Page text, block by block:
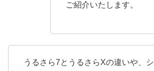
ご紹介いたします。
うるさら7とうるさらXの違いや、シ